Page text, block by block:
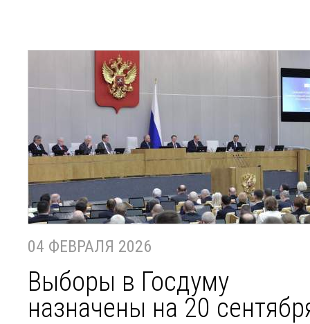
04 ФЕВРАЛЯ 2026
Выборы в Госдуму
назначены на 20